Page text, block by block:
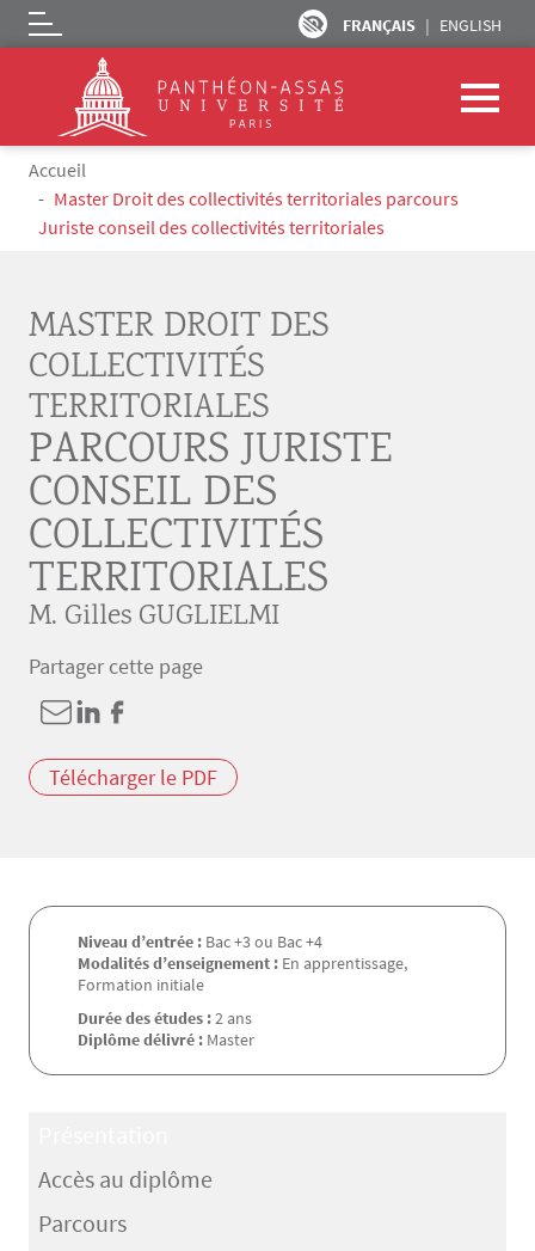
Aller au contenu principal
FRANÇAIS ENGLISH
Logo
Fil d'Ariane
Accueil
Master Droit des collectivités territoriales parcours
Juriste conseil des collectivités territoriales
MASTER DROIT DES
COLLECTIVITÉS
TERRITORIALES
PARCOURS JURISTE
CONSEIL DES
COLLECTIVITÉS
TERRITORIALES
M. Gilles GUGLIELMI
Partager cette page
Télécharger le PDF
Niveau d’entrée : Bac +3 ou Bac +4
Modalités d’enseignement : En apprentissage,
Formation initiale
Durée des études :2 ans
Diplôme délivré : Master
Accès au diplôme
Parcours